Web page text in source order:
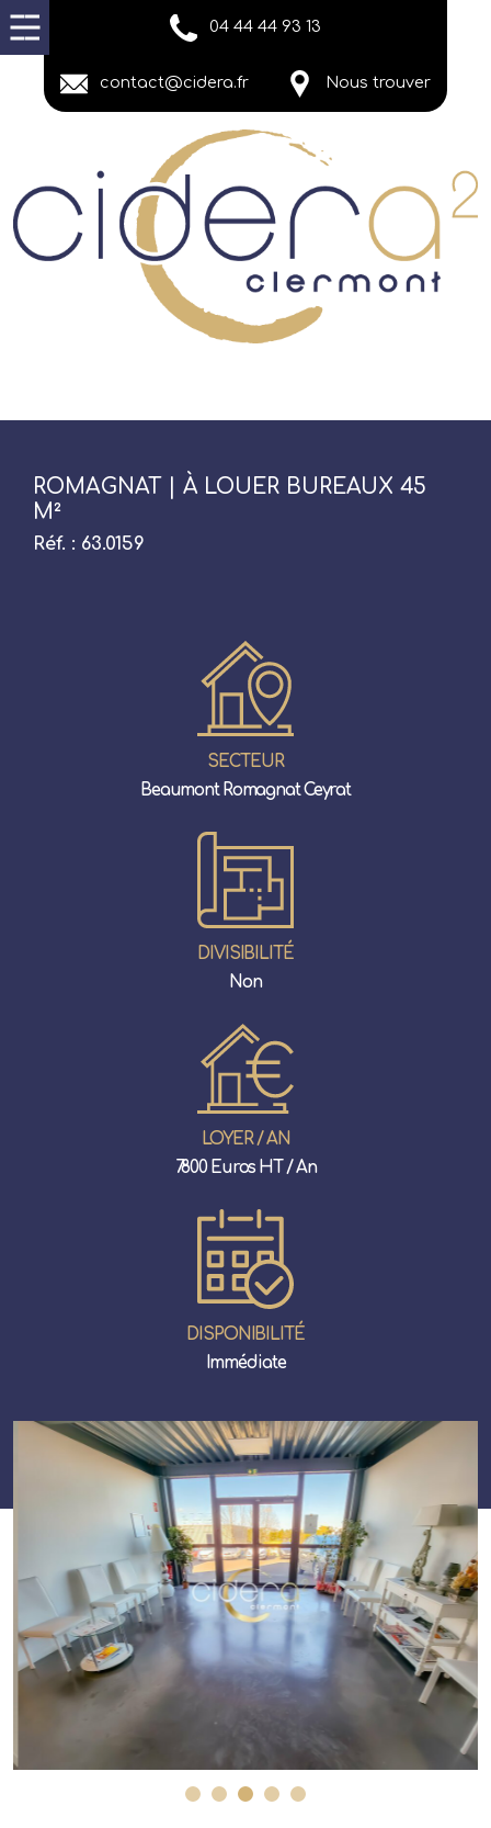
04 44 44 93 13
contact@cidera.fr Nous trouver
ROMAGNAT | À LOUER BUREAUX 45
M²
Réf. : 63.0159
SECTEUR
Beaumont Romagnat Ceyrat
DIVISIBILITÉ
Non
LOYER / AN
7800 Euros HT / An
DISPONIBILITÉ
Immédiate